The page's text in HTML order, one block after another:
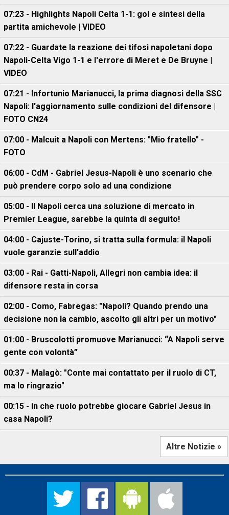
07:23 - Highlights Napoli Celta 1-1: gol e sintesi della
partita amichevole | VIDEO
07:22 - Guardate la reazione dei tifosi napoletani dopo
Napoli-Celta Vigo 1-1 e l'errore di Meret e De Bruyne |
VIDEO
07:21 - Infortunio Marianucci, la prima diagnosi della SSC
Napoli: l'aggiornamento sulle condizioni del difensore |
FOTO CN24
07:00 - Malcuit a Napoli con Mertens: "Mio fratello" -
FOTO
06:00 - CdM - Gabriel Jesus-Napoli è uno scenario che
può prendere corpo solo ad una condizione
05:00 - Il Napoli cerca una soluzione di mercato in
Premier League, sarebbe la quinta di seguito!
04:00 - Cajuste-Torino, si tratta sulla formula: il Napoli
vuole garanzie sull'addio
03:00 - Rai - Gatti-Napoli, Allegri non cambia idea: il
difensore resta in corsa
02:00 - Como, Fabregas: "Napoli? Quando prendo una
decisione non la cambio, ascolto gli altri per un motivo"
01:00 - Bruscolotti promuove Marianucci: “A Napoli serve
gente con volontà”
00:37 - Malagò: "Conte mai contattato per il ruolo di CT,
ma lo ringrazio"
00:15 - In che ruolo potrebbe giocare Gabriel Jesus in
casa Napoli?
Altre Notizie »